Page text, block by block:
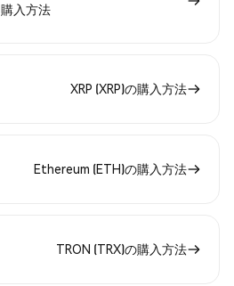
購入方法
XRP (XRP)の購入方法
Ethereum (ETH)の購入方法
TRON (TRX)の購入方法